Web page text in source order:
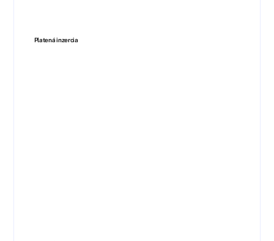
Platená inzercia